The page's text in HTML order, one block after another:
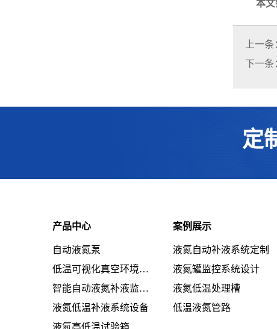
本文
上一条
下一条
定
产品中心
自动液氮泵
低温可视化真空环境系统设备
智能自动液氮补液监控系统设备
液氮低温补液系统设备
液氮高低温试验箱
案例展示
液氮自动补液系统定制
液氮罐监控系统设计
液氮低温处理槽
低温液氮管路